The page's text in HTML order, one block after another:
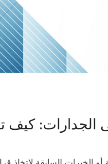
الجدارات: كيف